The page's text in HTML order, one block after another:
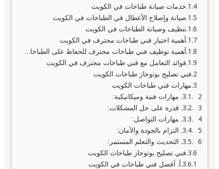
خدمات صيانة طباخات في الكويت
صيانة وإصلاح الأعطال في الطباخات في الكويت
تنظيف وصيانة الطباخات في الكويت
أهمية اختيار فني طباخات محترف في الكويت
أهمية توظيف فني طباخات محترف للحفاظ على الطباخات
فوائد التعامل مع فني طباخات محترف في الكويت
فني تصليح بوتوجاز طباخات الكويت
مهارات فني طباخات الكويت
2. مهارات فنية وميكانيكية:
3. قدرة على حل المشكلات:
4. مهارات التواصل:
5. التزام بالجودة والأمان:
6. التحديث والتعلم المستمر:
فني تصليح بوتوجاز طباخات الكويت
أ. أفضل فني طباخات في الكويت